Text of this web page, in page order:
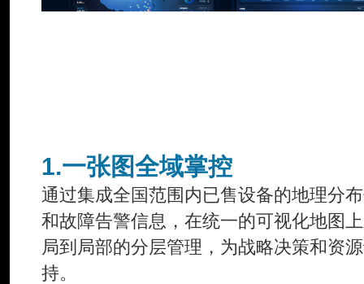
1.一张图全域掌控
通过集成全国范围内已售设备的地理分
和故障告警信息，在统一的可视化地图
局到局部的分层管理，为战略决策和资
持。